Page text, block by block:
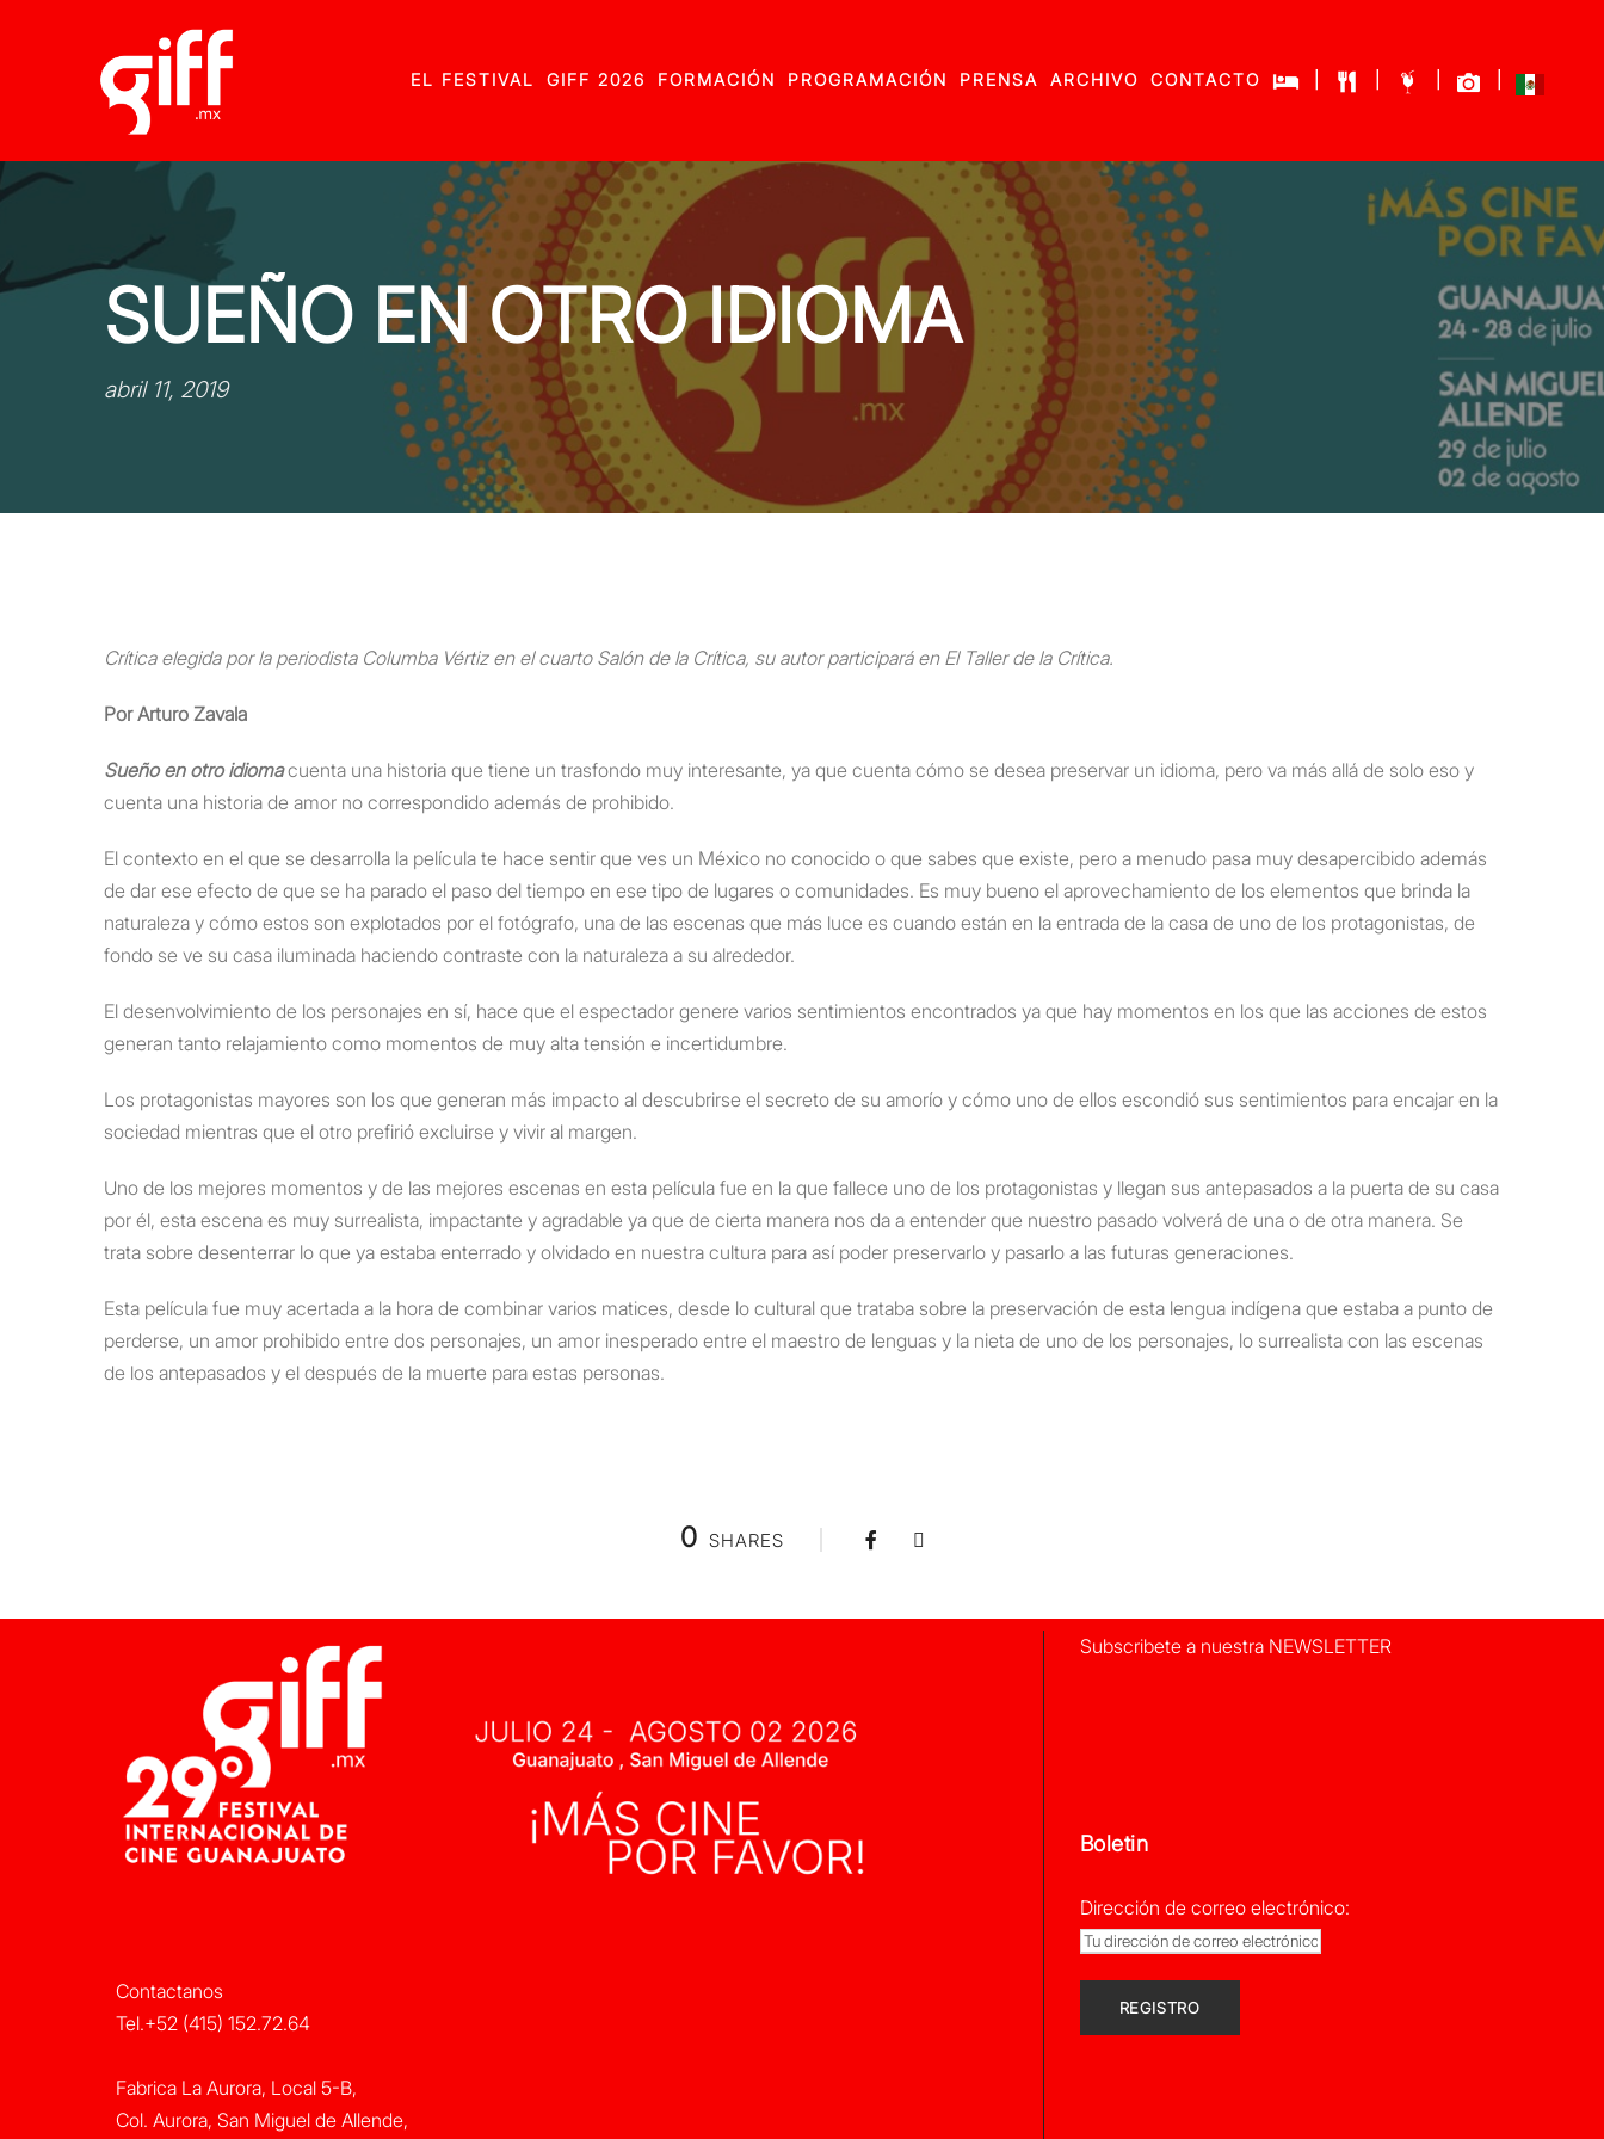
EL FESTIVAL GIFF 2026 FORMACIÓN PROGRAMACIÓN PRENSA ARCHIVO CONTACTO
SUEÑO EN OTRO IDIOMA
abril 11, 2019
Crítica elegida por la periodista Columba Vértiz en el cuarto Salón de la Crítica, su autor participará en El Taller de la Crítica.
Por Arturo Zavala
Sueño en otro idiomacuenta una historia que tiene un trasfondo muy interesante, ya que cuenta cómo se desea preservar un idioma, pero va más allá de solo eso y
cuenta una historia de amor no correspondido además de prohibido.
El contexto en el que se desarrolla la película te hace sentir que ves un México no conocido o que sabes que existe, pero a menudo pasa muy desapercibido además
de dar ese efecto de que se ha parado el paso del tiempo en ese tipo de lugares o comunidades. Es muy bueno el aprovechamiento de los elementos que brinda la
naturaleza y cómo estos son explotados por el fotógrafo, una de las escenas que más luce es cuando están en la entrada de la casa de uno de los protagonistas, de
fondo se ve su casa iluminada haciendo contraste con la naturaleza a su alrededor.
El desenvolvimiento de los personajes en sí, hace que el espectador genere varios sentimientos encontrados ya que hay momentos en los que las acciones de estos
generan tanto relajamiento como momentos de muy alta tensión e incertidumbre.
Los protagonistas mayores son los que generan más impacto al descubrirse el secreto de su amorío y cómo uno de ellos escondió sus sentimientos para encajar en la
sociedad mientras que el otro prefirió excluirse y vivir al margen.
Uno de los mejores momentos y de las mejores escenas en esta película fue en la que fallece uno de los protagonistas y llegan sus antepasados a la puerta de su casa
por él, esta escena es muy surrealista, impactante y agradable ya que de cierta manera nos da a entender que nuestro pasado volverá de una o de otra manera. Se
trata sobre desenterrar lo que ya estaba enterrado y olvidado en nuestra cultura para así poder preservarlo y pasarlo a las futuras generaciones.
Esta película fue muy acertada a la hora de combinar varios matices, desde lo cultural que trataba sobre la preservación de esta lengua indígena que estaba a punto de
perderse, un amor prohibido entre dos personajes, un amor inesperado entre el maestro de lenguas y la nieta de uno de los personajes, lo surrealista con las escenas
de los antepasados y el después de la muerte para estas personas.
0 SHARES
Contactanos
Tel.+52 (415) 152.72.64
Fabrica La Aurora, Local 5-B,
Col. Aurora, San Miguel de Allende,
Subscribete a nuestra NEWSLETTER
Boletin
Dirección de correo electrónico: